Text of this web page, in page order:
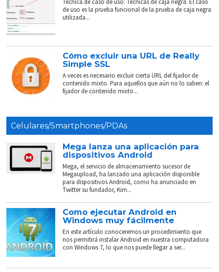
Técnica de caso de uso: Técnicas de caja negra. El caso
de uso es la prueba funcional de la prueba de caja negra
utilizada...
Cómo excluir una URL de Really
Simple SSL
A veces es necesario excluir cierta URL del fijador de
contenido mixto. Para aquellos que aún no lo saben: el
fijador de contenido mixto...
Celulares/Smartphones/PDAs
Mega lanza una aplicación para
dispositivos Android
Mega, el servicio de almacenamiento sucesor de
Megaupload, ha lanzado una aplicación disponible
para dispositivos Android, como ha anunciado en
Twitter su fundador, Kim...
Como ejecutar Android en
Windows muy fácilmente
En este artículo conoceremos un procedimiento que
nos permitirá instalar Android en nuestra computadora
con Windows 7, lo que nos puede llegar a ser...